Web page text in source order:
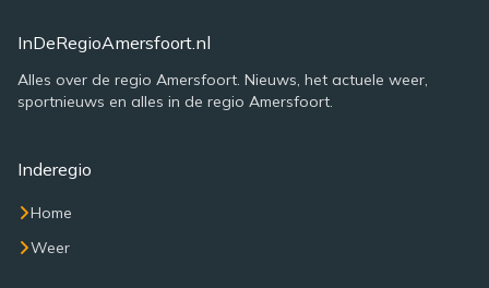
InDeRegioAmersfoort.nl
Alles over de regio Amersfoort. Nieuws, het actuele weer,
sportnieuws en alles in de regio Amersfoort.
Inderegio
Home
Weer